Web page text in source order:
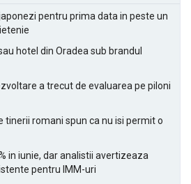
pentru prima data in peste un
hotel din Oradea sub brandul
a trecut de evaluarea pe piloni
tinerii romani spun ca nu isi permit o
in iunie, dar analistii avertizeaza
pentru IMM-uri